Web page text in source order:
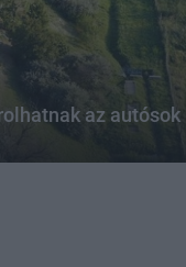
az autósok